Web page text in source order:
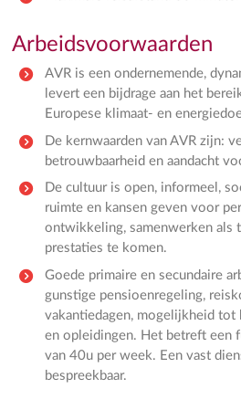
Arbeidsvoorwaarden
AVR is een ondernemende,
levert een bijdrage aan het
Europese klimaat- en
De kernwaarden van AVR zijn:
betrouwbaarheid en aandacht
De cultuur is open, informeel,
ruimte en kansen geven voor
ontwikkeling, samenwerken als
prestaties te komen.
Goede primaire en secundaire
gunstige pensioenregeling,
vakantiedagen, mogelijkheid tot
en opleidingen. Het betreft een
van 40u per week. Een vast
bespreekbaar.